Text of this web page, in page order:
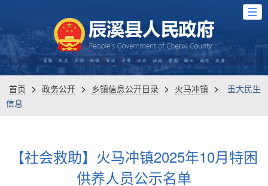
首页 > 政务公开 > 乡镇信息公开目录 > 火马冲镇 >
重大民生
信息
【社会救助】火马冲镇2025年10月特困
供养人员公示名单